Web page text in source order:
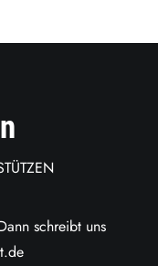
schreibt uns